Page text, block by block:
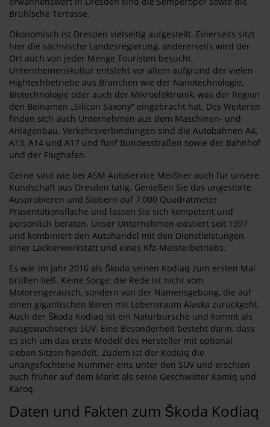
Brühlsche Terrasse.
Ökonomisch ist Dresden vielseitig aufgestellt. Einerseits sitzt
hier die sächsische Landesregierung, andererseits wird der
Ort auch von jeder Menge Touristen besucht.
Unternhemenskultur entsteht vor allem aufgrund der vielen
Hightechbetriebe aus Branchen wie der Nanotechnologie,
Biotechnologie oder auch der Mikroelektronik, was der Region
den Beinamen „Silicon Saxony“ eingebracht hat. Des Weiteren
finden sich auch Unternehmen aus dem Maschinen- und
Anlagenbau. Verkehrsverbindungen sind die Autobahnen A4,
A13, A14 und A17 und fünf Bundesstraßen sowie der Bahnhof
und der Flughafen.
Gerne sind wie bei ASM Autoservice Meißner auch für unsere
Kundschaft aus Dresden tätig. Genießen Sie das ungestörte
Ausprobieren und Stöbern auf 7.000 Quadratmeter
Präsentationsfläche und lassen Sie sich kompetent und
persönlich beraten. Unser Unternehmen existiert seit 1997
und kombiniert den Autohandel mit den Dienstleistungen
einer Lackierwerkstatt und eines Kfz-Meisterbetriebs.
Es war im Jahr 2016 als Škoda seinen Kodiaq zum ersten Mal
brüllen ließ. Keine Sorge: die Rede ist nicht vom
Motorengeräusch, sondern von der Namensgebung, die auf
einen gigantischen Bären mit Lebensraum Alaska zurückgeht.
Auch der Škoda Kodiaq ist ein Naturbursche und kommt als
ausgewachsenes SUV. Eine Besonderheit besteht darin, dass
es sich um das erste Modell des Hersteller mit optional
sieben Sitzen handelt. Zudem ist der Kodiaq die
unangefochtene Nummer eins unter den SUV und erschien
auch früher auf dem Markt als seine Geschwister Kamiq und
Karoq.
Daten und Fakten zum Škoda Kodiaq